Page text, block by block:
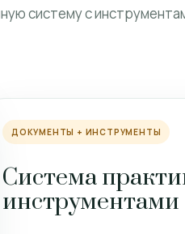
систему с
ДОКУМЕНТЫ + ИНСТРУМЕНТЫ
Система
инструментами